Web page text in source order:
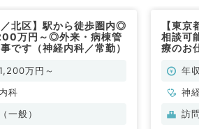
／北区】駅から徒歩圏内◎
万円～◎外来・病棟管
です（神経内科／常勤）
万円～
科
一般）
【東
相談可
療のお
年
神
循
訪